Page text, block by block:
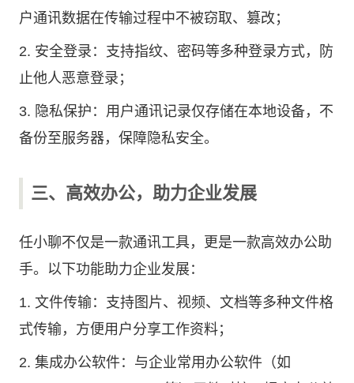
户通讯数据在传输过程中不被窃取、篡改；
2. 安全登录：支持指纹、密码等多种登录方式，防
止他人恶意登录；
3. 隐私保护：用户通讯记录仅存储在本地设备，不
备份至服务器，保障隐私安全。
三、高效办公，助力企业发展
任小聊不仅是一款通讯工具，更是一款高效办公助
手。以下功能助力企业发展：
1. 文件传输：支持图片、视频、文档等多种文件格
式传输，方便用户分享工作资料；
2. 集成办公软件：与企业常用办公软件（如